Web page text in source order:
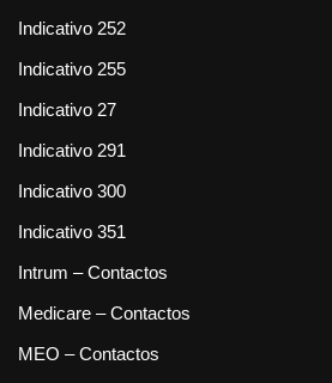
Indicativo 252
Indicativo 255
Indicativo 27
Indicativo 291
Indicativo 300
Indicativo 351
Intrum – Contactos
Medicare – Contactos
MEO – Contactos